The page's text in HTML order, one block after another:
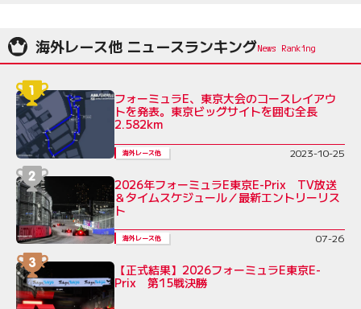
海外レース他 ニュースランキング
フォーミュラE、東京大会のコースレイアウ
トを発表。東京ビッグサイトを囲む全長
2.582km
海外レース他 2023-10-25
2026年フォーミュラE東京E-Prix TV放送
＆タイムスケジュール／最新エントリーリス
ト
海外レース他 07-26
【正式結果】2026フォーミュラE東京E-
Prix 第15戦決勝